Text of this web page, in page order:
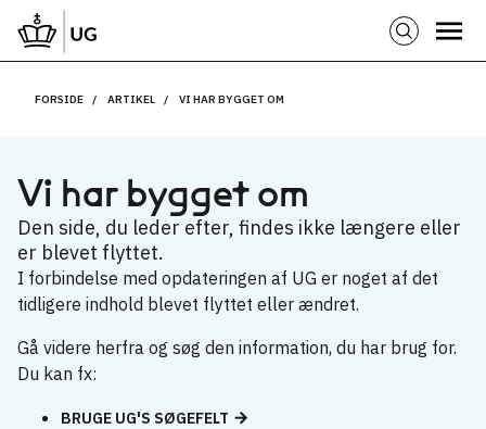
FORSIDE ARTIKEL VI HAR BYGGET OM
Vi har bygget om
Den side, du leder efter, findes ikke længere eller
er blevet flyttet.
I forbindelse med opdateringen af UG er noget af det
tidligere indhold blevet flyttet eller ændret.
Gå videre herfra og søg den information, du har brug for.
Du kan fx:
BRUGE UG'S SØGEFELT